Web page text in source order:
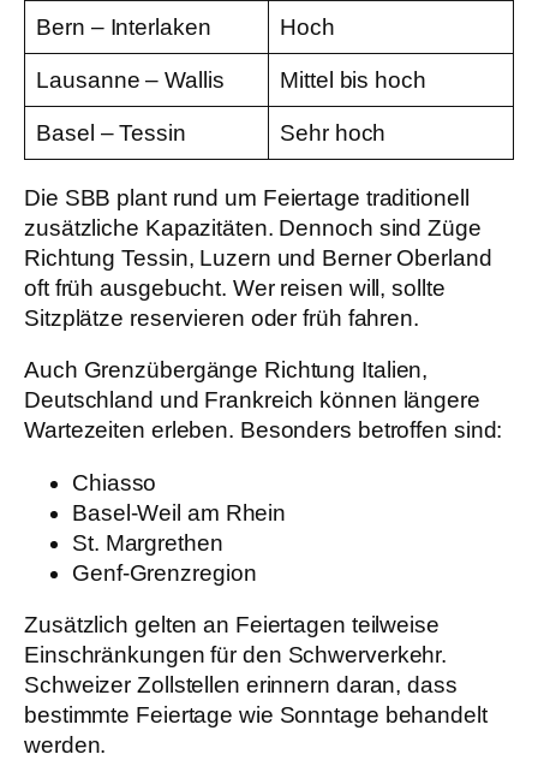
Bern – Interlaken Hoch
Lausanne – Wallis Mittel bis hoch
Basel – Tessin Sehr hoch
Die SBB plant rund um Feiertage traditionell
zusätzliche Kapazitäten. Dennoch sind Züge
Richtung Tessin, Luzern und Berner Oberland
oft früh ausgebucht. Wer reisen will, sollte
Sitzplätze reservieren oder früh fahren.
Auch Grenzübergänge Richtung Italien,
Deutschland und Frankreich können längere
Wartezeiten erleben. Besonders betroffen sind:
Chiasso
Basel-Weil am Rhein
St. Margrethen
Genf-Grenzregion
Zusätzlich gelten an Feiertagen teilweise
Einschränkungen für den Schwerverkehr.
Schweizer Zollstellen erinnern daran, dass
bestimmte Feiertage wie Sonntage behandelt
werden.